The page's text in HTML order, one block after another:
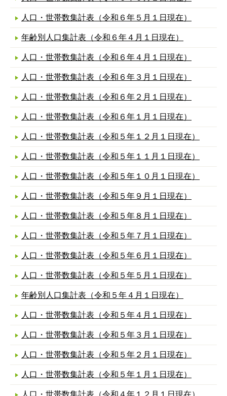
人口・世帯数集計表（令和６年５月１日現在）
年齢別人口集計表（令和６年４月１日現在）
人口・世帯数集計表（令和６年４月１日現在）
人口・世帯数集計表（令和６年３月１日現在）
人口・世帯数集計表（令和６年２月１日現在）
人口・世帯数集計表（令和６年１月１日現在）
人口・世帯数集計表（令和５年１２月１日現在）
人口・世帯数集計表（令和５年１１月１日現在）
人口・世帯数集計表（令和５年１０月１日現在）
人口・世帯数集計表（令和５年９月１日現在）
人口・世帯数集計表（令和５年８月１日現在）
人口・世帯数集計表（令和５年７月１日現在）
人口・世帯数集計表（令和５年６月１日現在）
人口・世帯数集計表（令和５年５月１日現在）
年齢別人口集計表（令和５年４月１日現在）
人口・世帯数集計表（令和５年４月１日現在）
人口・世帯数集計表（令和５年３月１日現在）
人口・世帯数集計表（令和５年２月１日現在）
人口・世帯数集計表（令和５年１月１日現在）